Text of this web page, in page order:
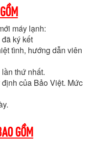
máy lạnh:
ký kết
tình, hướng dẫn viên
thứ nhất.
của Bảo Việt. Mức
GỒM